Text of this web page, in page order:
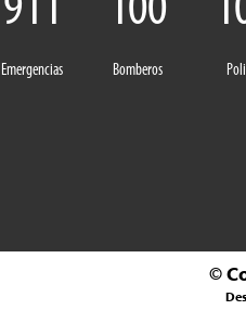
911
Emergencias
100
Bomberos
©